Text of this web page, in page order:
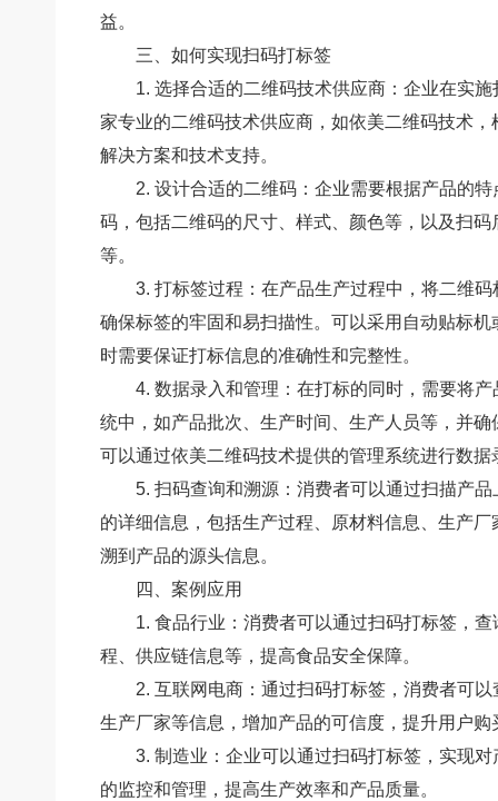
益。
三、如何实现扫码打标签
1. 选择合适的二维码技术供应商：企业在实
家专业的二维码技术供应商，如依美二维码技术
解决方案和技术支持。
2. 设计合适的二维码：企业需要根据产品的
码，包括二维码的尺寸、样式、颜色等，以及扫
等。
3. 打标签过程：在产品生产过程中，将二维
确保标签的牢固和易扫描性。可以采用自动贴标
时需要保证打标信息的准确性和完整性。
4. 数据录入和管理：在打标的同时，需要将
统中，如产品批次、生产时间、生产人员等，并
可以通过依美二维码技术提供的管理系统进行数据
5. 扫码查询和溯源：消费者可以通过扫描产
的详细信息，包括生产过程、原材料信息、生产
溯到产品的源头信息。
四、案例应用
1. 食品行业：消费者可以通过扫码打标签，
程、供应链信息等，提高食品安全保障。
2. 互联网电商：通过扫码打标签，消费者可
生产厂家等信息，增加产品的可信度，提升用户购
3. 制造业：企业可以通过扫码打标签，实现
的监控和管理，提高生产效率和产品质量。